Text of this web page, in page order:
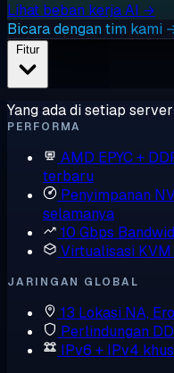
Lihat beban kerja AI →
Bicara dengan tim kami
Fitur
Yang ada di setiap
PERFORMA
AMD EPYC +
terbaru
Penyimpanan
selamanya
10 Gbps
Virtualisasi KVM
JARINGAN GLOBAL
13 Lokasi NA,
Perlindungan
IPv6 + IPv4